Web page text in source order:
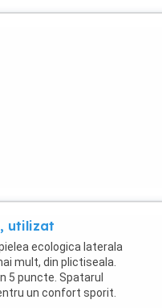
utilizat
ecologica laterala
mult, din plictiseala.
5 puncte. Spatarul
un confort sporit.